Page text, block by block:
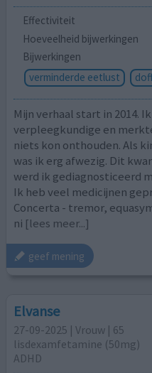
Effectiviteit
Hoeveelheid bijwerkingen
Bijwerkingen
verminderde eetlust
Mijn verhaal start in 2014.
verpleegkundige en
niets kon onthouden. Als
was ik erg afwezig. Dit
werd ik gediagnosticeerd
Ik heb veel medicijnen
Concerta - tremor,
ni [lees meer...]
geef mening
Elvanse
27-09-2025 | Vrouw | 65
lisdexamfetamine (50mg)
ADHD